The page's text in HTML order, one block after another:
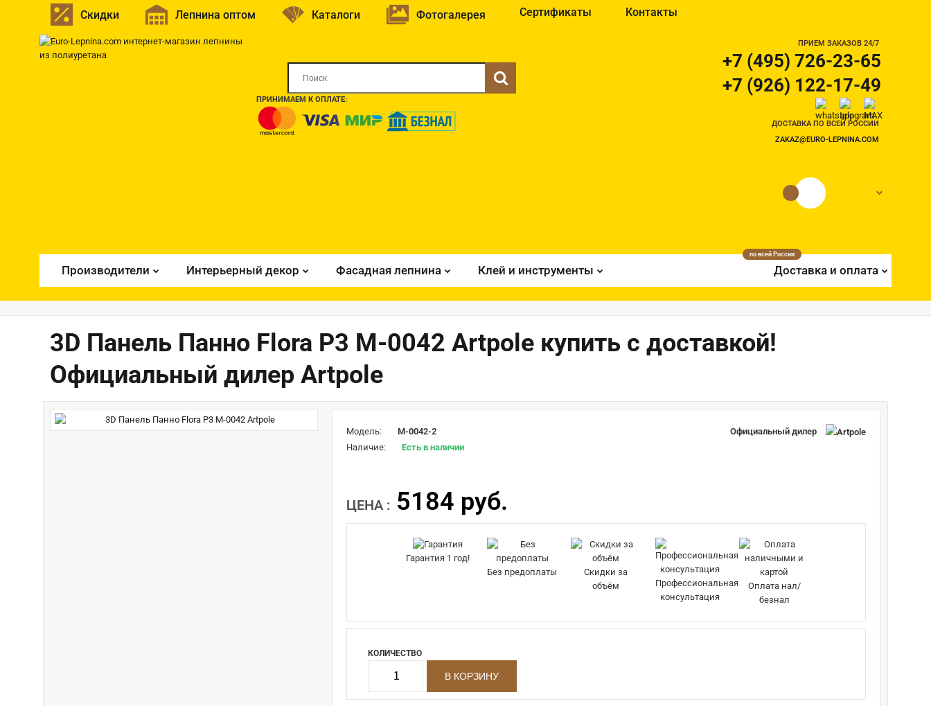
Скидки Лепнина оптом Каталоги Фотогалерея Сертификаты Контакты
ПРИНИМАЕМ К ОПЛАТЕ:
ПРИЕМ ЗАКАЗОВ 24/7
+7 (495) 726-23-65
+7 (926) 122-17-49
ДОСТАВКА ПО ВСЕЙ РОССИИ
ZAKAZ@EURO-LEPNINA.COM
Производители Интерьерный декор Фасадная лепнина Клей и инструменты Доставка и оплата
по всей России
3D Панель Панно Flora P3 M-0042 Artpole купить с доставкой!
Официальный дилер Artpole
Модель:
M-0042-2
Наличие:
Есть в наличии
Официальный дилер
ЦЕНА : 5184 руб.
Гарантия 1 год!
Без предоплаты
Скидки за
объём
Профессиональная
консультация
Оплата нал/
безнал
КОЛИЧЕСТВО